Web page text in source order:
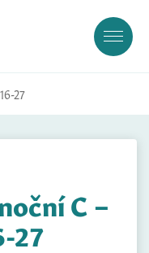
27
C –
27